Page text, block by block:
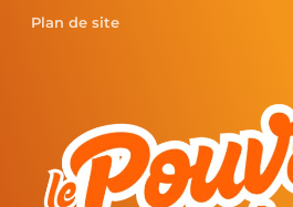
Plan de site